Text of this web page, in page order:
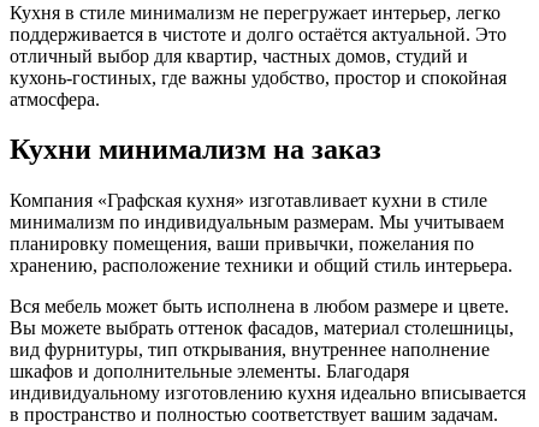
Кухня в стиле минимализм не перегружает интерьер, легко
поддерживается в чистоте и долго остаётся актуальной. Это
отличный выбор для квартир, частных домов, студий и
кухонь-гостиных, где важны удобство, простор и спокойная
атмосфера.
Кухни минимализм на заказ
Компания «Графская кухня» изготавливает кухни в стиле
минимализм по индивидуальным размерам. Мы учитываем
планировку помещения, ваши привычки, пожелания по
хранению, расположение техники и общий стиль интерьера.
Вся мебель может быть исполнена в любом размере и цвете.
Вы можете выбрать оттенок фасадов, материал столешницы,
вид фурнитуры, тип открывания, внутреннее наполнение
шкафов и дополнительные элементы. Благодаря
индивидуальному изготовлению кухня идеально вписывается
в пространство и полностью соответствует вашим задачам.